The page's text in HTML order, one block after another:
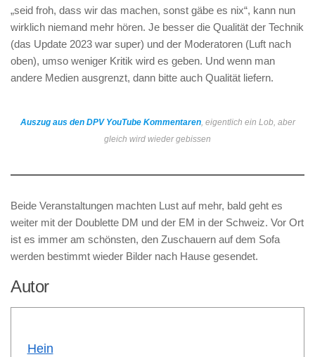
„seid froh, dass wir das machen, sonst gäbe es nix“, kann nun
wirklich niemand mehr hören. Je besser die Qualität der Technik
(das Update 2023 war super) und der Moderatoren (Luft nach
oben), umso weniger Kritik wird es geben. Und wenn man
andere Medien ausgrenzt, dann bitte auch Qualität liefern.
Auszug aus den DPV YouTube Kommentaren, eigentlich ein Lob, aber
gleich wird wieder gebissen
Beide Veranstaltungen machten Lust auf mehr, bald geht es
weiter mit der Doublette DM und der EM in der Schweiz. Vor Ort
ist es immer am schönsten, den Zuschauern auf dem Sofa
werden bestimmt wieder Bilder nach Hause gesendet.
Autor
Hein